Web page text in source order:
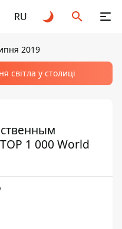
RU
2019
світла у столиці
1 000 World